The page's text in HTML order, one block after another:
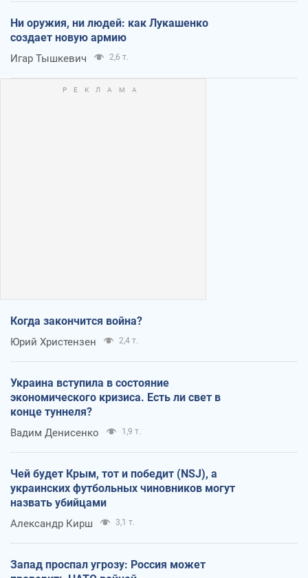
Ни оружия, ни людей: как Лукашенко
создает новую армию
Игар Тышкевич 2,6 т.
Когда закончится война?
Юрий Христензен 2,4 т.
Украина вступила в состояние
экономического кризиса. Есть ли свет в
конце туннеля?
Вадим Денисенко 1,9 т.
Чей будет Крым, тот и победит (NSJ), а
украинских футбольных чиновников могут
назвать убийцами
Александр Кирш 3,1 т.
Запад проспал угрозу: Россия может